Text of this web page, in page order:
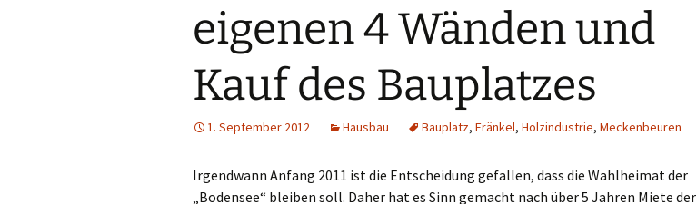
eigenen 4 Wänden und
Kauf des Bauplatzes
1. September 2012 Hausbau Bauplatz, Fränkel, Holzindustrie, Meckenbeuren
Irgendwann Anfang 2011 ist die Entscheidung gefallen, dass die Wahlheimat der
„Bodensee“ bleiben soll. Daher hat es Sinn gemacht nach über 5 Jahren Miete der